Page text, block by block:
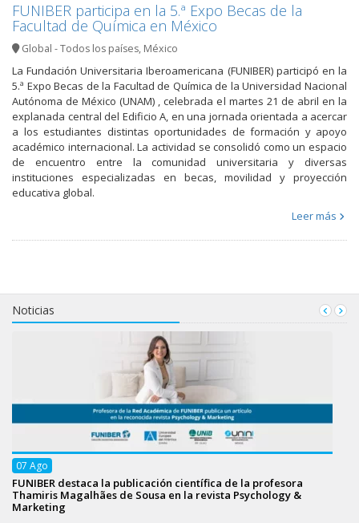
FUNIBER participa en la 5.ª Expo Becas de la
Facultad de Química en México
Global - Todos los países, México
La Fundación Universitaria Iberoamericana (FUNIBER) participó en la
5.ª Expo Becas de la Facultad de Química de la Universidad Nacional
Autónoma de México (UNAM) , celebrada el martes 21 de abril en la
explanada central del Edificio A, en una jornada orientada a acercar
a los estudiantes distintas oportunidades de formación y apoyo
académico internacional. La actividad se consolidó como un espacio
de encuentro entre la comunidad universitaria y diversas
instituciones especializadas en becas, movilidad y proyección
educativa global.
Leer más
Noticias
07 Ago
FUNIBER destaca la publicación científica de la profesora
Thamiris Magalhães de Sousa en la revista Psychology &
Marketing